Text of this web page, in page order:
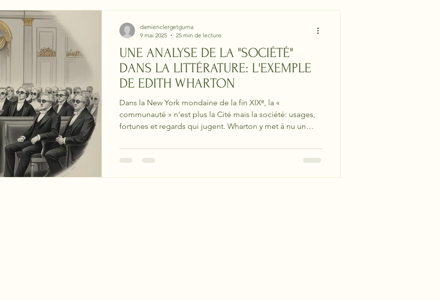
UNE ANALYSE DE LA "SOCIÉTÉ"
DANS LA LITTÉRATURE: L'EXEMPLE
DE EDITH WHARTON
Dans la New York mondaine de la fin XIXᵉ, la «
communauté » n’est plus la Cité mais la société: usages,
fortunes et regards qui jugent. Wharton y met à nu un
l’individu cherche une liberté sous surveillance.
damienclergetgurna
9 mai 2025
25 min de lecture